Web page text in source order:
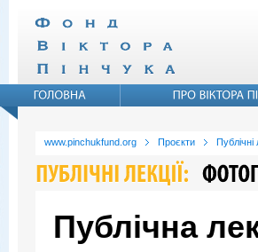
www.pinchukfund.org Проєкти Публічні
Публічна